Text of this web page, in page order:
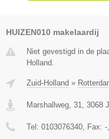
HUIZEN010 makelaardij
Niet gevestigd in de
Holland.
Zuid-Holland »
Marshallweg, 31, 3068
Tel: 0103076340, Fax: -